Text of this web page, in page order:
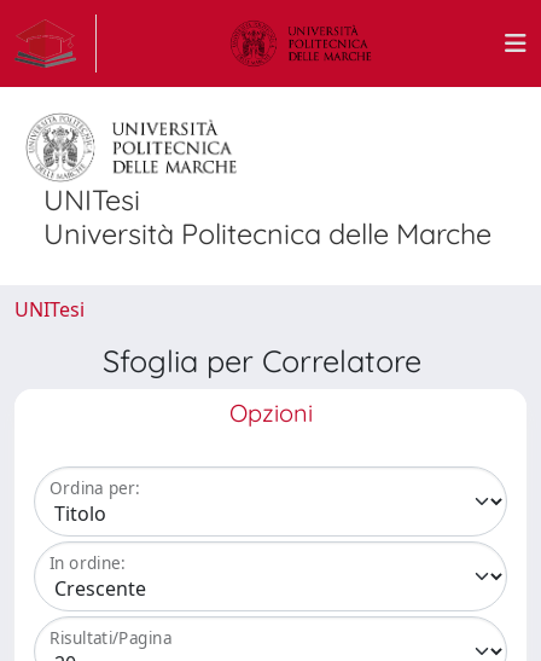
UNITesi
Università Politecnica delle Marche
UNITesi
Sfoglia per Correlatore
Opzioni
Ordina per:
In ordine:
Risultati/Pagina